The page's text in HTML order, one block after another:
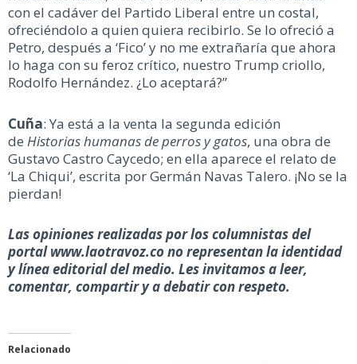
con el cadáver del Partido Liberal entre un costal,
ofreciéndolo a quien quiera recibirlo. Se lo ofreció a
Petro, después a ‘Fico’ y no me extrañaría que ahora
lo haga con su feroz crítico, nuestro Trump criollo,
Rodolfo Hernández. ¿Lo aceptará?”
Cuña: Ya está a la venta la segunda edición
de Historias humanas de perros y gatos, una obra de
Gustavo Castro Caycedo; en ella aparece el relato de
‘La Chiqui’, escrita por Germán Navas Talero. ¡No se la
pierdan!
Las opiniones realizadas por los columnistas del
portal www.laotravoz.co no representan la identidad
y línea editorial del medio. Les invitamos a leer,
comentar, compartir y a debatir con respeto.
Relacionado